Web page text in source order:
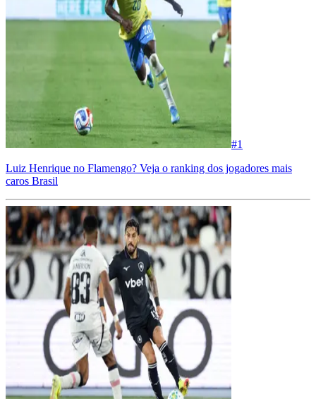
#1
Luiz Henrique no Flamengo? Veja o ranking dos jogadores mais
caros Brasil